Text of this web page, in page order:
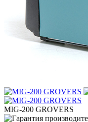
MIG-200 GROVERS